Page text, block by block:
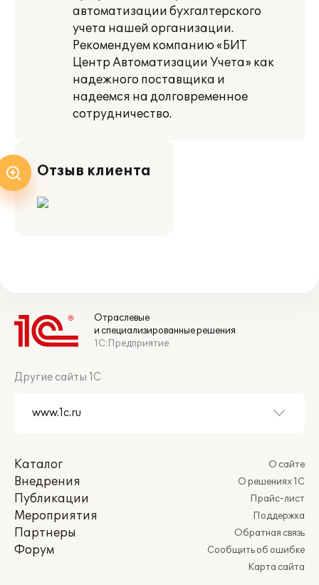
автоматизации бухгалтерского
учета нашей организации.
Рекомендуем компанию «БИТ
Центр Автоматизации Учета» как
надежного поставщика и
надеемся на долговременное
сотрудничество.
Отзыв клиента
Отраслевые
и специализированные решения
1С:Предприятие
Другие сайты 1С
Каталог
Внедрения
Публикации
Мероприятия
Партнеры
Форум
О сайте
О решениях 1С
Прайс-лист
Поддержка
Обратная связь
Сообщить об ошибке
Карта сайта